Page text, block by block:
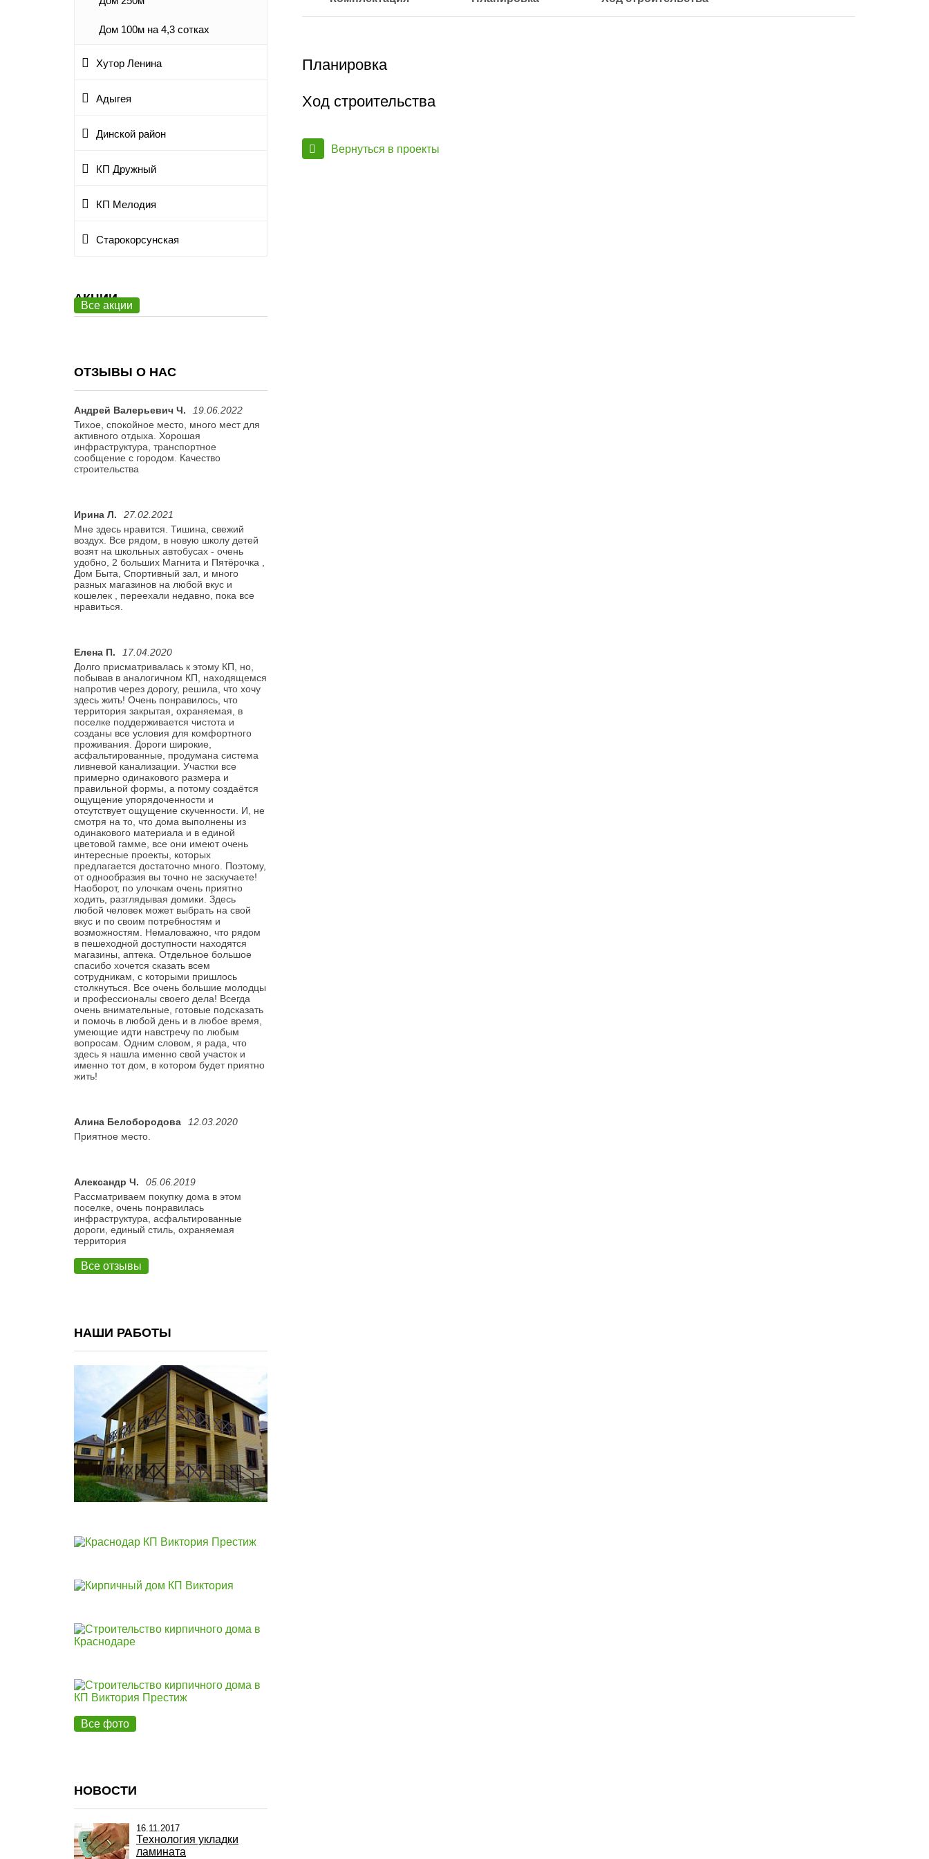
Дом 100м на 4,3 сотках
Хутор Ленина
Адыгея
Динской район
КП Дружный
КП Мелодия
Старокорсунская
АКЦИИ
Все акции
ОТЗЫВЫ О НАС
Андрей Валерьевич Ч.
19.06.2022
Тихое, спокойное место, много мест для
активного отдыха. Хорошая
инфраструктура, транспортное
сообщение с городом. Качество
строительства
Ирина Л.
27.02.2021
Мне здесь нравится. Тишина, свежий
воздух. Все рядом, в новую школу детей
возят на школьных автобусах - очень
удобно, 2 больших Магнита и Пятёрочка ,
Дом Быта, Спортивный зал, и много
разных магазинов на любой вкус и
кошелек , переехали недавно, пока все
нравиться.
Елена П.
17.04.2020
Долго присматривалась к этому КП, но,
побывав в аналогичном КП, находящемся
напротив через дорогу, решила, что хочу
здесь жить! Очень понравилось, что
территория закрытая, охраняемая, в
поселке поддерживается чистота и
созданы все условия для комфортного
проживания. Дороги широкие,
асфальтированные, продумана система
ливневой канализации. Участки все
примерно одинакового размера и
правильной формы, а потому создаётся
ощущение упорядоченности и
отсутствует ощущение скученности. И, не
смотря на то, что дома выполнены из
одинакового материала и в единой
цветовой гамме, все они имеют очень
интересные проекты, которых
предлагается достаточно много. Поэтому,
от однообразия вы точно не заскучаете!
Наоборот, по улочкам очень приятно
ходить, разглядывая домики. Здесь
любой человек может выбрать на свой
вкус и по своим потребностям и
возможностям. Немаловажно, что рядом
в пешеходной доступности находятся
магазины, аптека. Отдельное большое
спасибо хочется сказать всем
сотрудникам, с которыми пришлось
столкнуться. Все очень большие молодцы
и профессионалы своего дела! Всегда
очень внимательные, готовые подсказать
и помочь в любой день и в любое время,
умеющие идти навстречу по любым
вопросам. Одним словом, я рада, что
здесь я нашла именно свой участок и
именно тот дом, в котором будет приятно
жить!
Алина Белобородова
12.03.2020
Приятное место.
Александр Ч.
05.06.2019
Рассматриваем покупку дома в этом
поселке, очень понравилась
инфраструктура, асфальтированные
дороги, единый стиль, охраняемая
территория
Все отзывы
НАШИ РАБОТЫ
Все фото
НОВОСТИ
16.11.2017
Технология укладки
ламината
Планировка
Ход строительства
Вернуться в проекты